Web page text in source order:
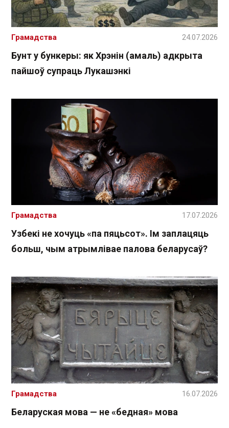
Бунт у бункеры: як Хрэнін (амаль) адкрыта
пайшоў супраць Лукашэнкі
Грамадства 24.07.2026
Узбекі не хочуць «па пяцьсот». Ім заплацяць
больш, чым атрымлівае палова беларусаў?
Грамадства 17.07.2026
Беларуская мова — не «бедная» мова
Грамадства 16.07.2026